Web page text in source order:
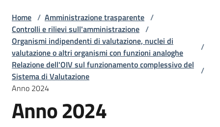
Amministrazione
Menu selezionato
Novità
Servizi
Vivere
Russi
Home / Amministrazione trasparente /
Controlli e rilievi sull'amministrazione /
Organismi indipendenti di valutazione, nuclei di
valutazione o altri organismi con funzioni analoghe
/
Relazione dell'OIV sul funzionamento complessivo del
Sistema di Valutazione
/
Anno 2024
Anno 2024